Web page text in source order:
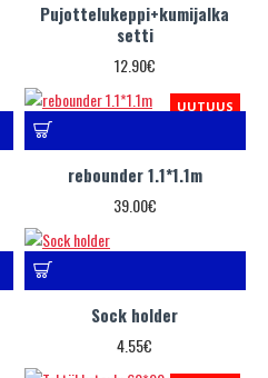
Pujottelukeppi+kumijalka
setti
12.90€
UUTUUS
rebounder 1.1*1.1m
39.00€
Sock holder
4.55€